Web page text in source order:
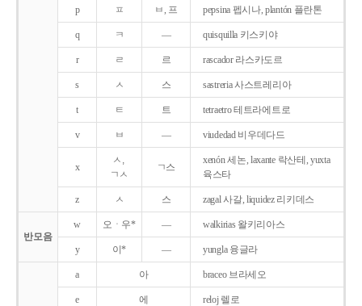
p ㅍ ㅂ, 프 pepsina 펩시나, plantón 플란톤
q ㅋ ― quisquilla 키스키야
r ㄹ 르 rascador 라스카도르
s ㅅ 스 sastreria 사스트레리아
t ㅌ 트 tetraetro 테트라에트로
v ㅂ ― viudedad 비우데다드
x
ㅅ,
ㄱㅅ
ㄱ스
xenón 세논, laxante 락산테, yuxta
육스타
z ㅅ 스 zagal 사갈, liquidez 리키데스
반모음
w 오ㆍ우* ― walkirias 왈키리아스
y 이* ― yungla 융글라
a 아 braceo 브라세오
e 에 reloj 렐로